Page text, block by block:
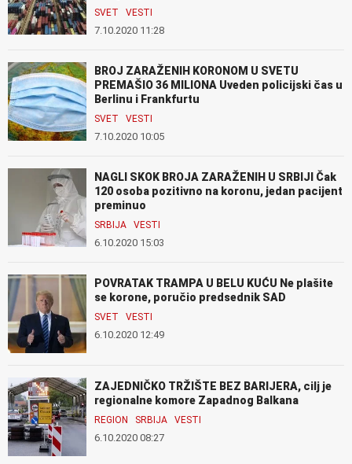
SVET VESTI
7.10.2020 11:28
BROJ ZARAŽENIH KORONOM U SVETU
PREMAŠIO 36 MILIONA Uveden policijski čas u
Berlinu i Frankfurtu
SVET VESTI
7.10.2020 10:05
NAGLI SKOK BROJA ZARAŽENIH U SRBIJI Čak
120 osoba pozitivno na koronu, jedan pacijent
preminuo
SRBIJA VESTI
6.10.2020 15:03
POVRATAK TRAMPA U BELU KUĆU Ne plašite
se korone, poručio predsednik SAD
SVET VESTI
6.10.2020 12:49
ZAJEDNIČKO TRŽIŠTE BEZ BARIJERA, cilj je
regionalne komore Zapadnog Balkana
REGION SRBIJA VESTI
6.10.2020 08:27